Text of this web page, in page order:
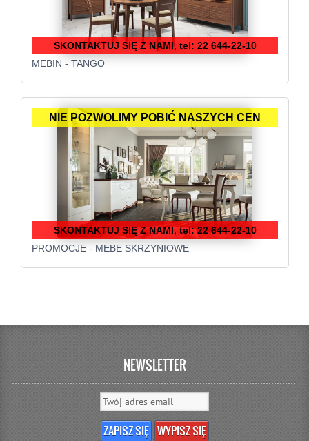
SKONTAKTUJ SIĘ Z NAMI, tel: 22 644-22-10
MEBIN - TANGO
NIE POZWOLIMY POBIĆ NASZYCH CEN
SKONTAKTUJ SIĘ Z NAMI, tel: 22 644-22-10
PROMOCJE - MEBE SKRZYNIOWE
NEWSLETTER